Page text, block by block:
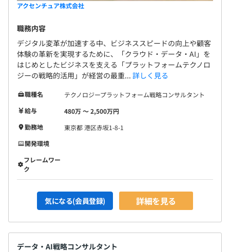
アクセンチュア株式会社
職務内容
デジタル変革が加速する中、ビジネススピードの向上や顧客
体験の革新を実現するために、「クラウド・データ・AI」を
はじめとしたビジネスを支える「プラットフォームテクノロ
ジーの戦略的活用」が経営の最重... 詳しく見る
職種名
テクノロジープラットフォーム戦略コンサルタント
給与
480万 〜 2,500万円
勤務地
東京都 港区赤坂1-8-1
開発環境
フレームワー
ク
気になる(会員登録) 詳細を見る
データ・AI戦略コンサルタント